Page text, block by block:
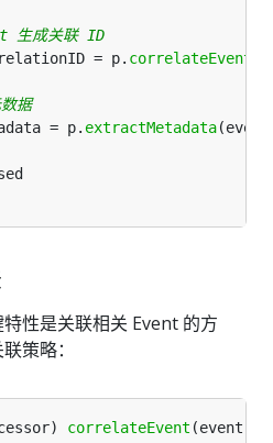
= p.
correlateEvent
= p.
extractMetadata
性是关联相关 Event 的方
策略：
correlateEvent (event